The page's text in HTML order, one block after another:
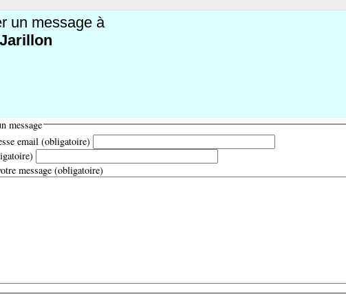
un message à
message
email (obligatoire)
message (obligatoire)